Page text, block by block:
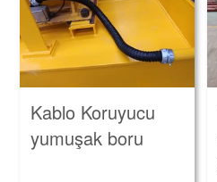
Kablo Koruyucu
yumuşak boru